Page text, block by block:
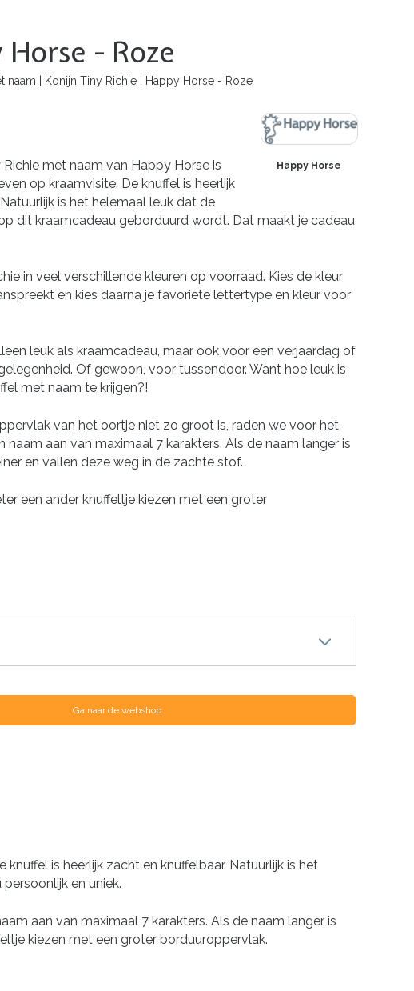
- Roze
naam | Konijn Tiny Richie | Happy Horse - Roze
Happy Horse
met naam van Happy Horse is
op kraamvisite. De knuffel is heerlijk
is het helemaal leuk dat de
dit kraamcadeau geborduurd wordt. Dat maakt je cadeau
in veel verschillende kleuren op voorraad. Kies de kleur
en kies daarna je favoriete lettertype en kleur voor
leuk als kraamcadeau, maar ook voor een verjaardag of
Of gewoon, voor tussendoor. Want hoe leuk is
met naam te krijgen?!
van het oortje niet zo groot is, raden we voor het
naam aan van maximaal 7 karakters. Als de naam langer is
en vallen deze weg in de zachte stof.
een ander knuffeltje kiezen met een groter
Ga naar de webshop
is heerlijk zacht en knuffelbaar. Natuurlijk is het
en uniek.
aan van maximaal 7 karakters. Als de naam langer is
kiezen met een groter borduuroppervlak.